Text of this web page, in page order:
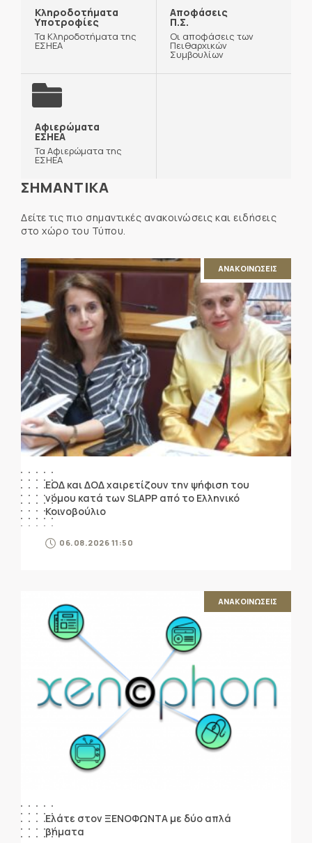
Κληροδοτήματα
Υποτροφίες
Τα Κληροδοτήματα της
ΕΣΗΕΑ
Αποφάσεις
Π.Σ.
Οι αποφάσεις των
Πειθαρχικών
Συμβουλίων
Αφιερώματα
ΕΣΗΕΑ
Τα Αφιερώματα της
ΕΣΗΕΑ
ΣΗΜΑΝΤΙΚΑ
Δείτε τις πιο σημαντικές ανακοινώσεις και ειδήσεις
στο χώρο του Τύπου.
ΑΝΑΚΟΙΝΩΣΕΙΣ
ΕΟΔ και ΔΟΔ χαιρετίζουν την ψήφιση του
νόμου κατά των SLAPP από το Ελληνικό
Κοινοβούλιο
06.08.2026 11:50
ΑΝΑΚΟΙΝΩΣΕΙΣ
Ελάτε στον ΞΕΝΟΦΩΝΤΑ με δύο απλά
βήματα